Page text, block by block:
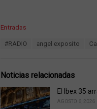
C
o
r
i
e
s
Entradas
:
#RADIO angel exposito
Noticias relacionadas
El Ibex 35
AGOSTO 6, 2026